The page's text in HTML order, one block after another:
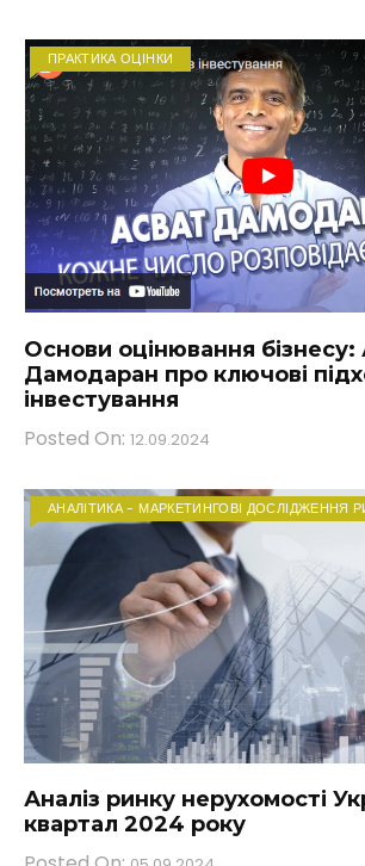
ПРАКТИКА ОЦІНКИ
Основи оцінювання бізнесу:
Дамодаран про ключові
інвестування
Posted On: 12.09.2024
АНАЛІТИКА - МАРКЕТИНГОВІ ДОСЛІДЖЕННЯ
Аналіз ринку нерухомості
квартал 2024 року